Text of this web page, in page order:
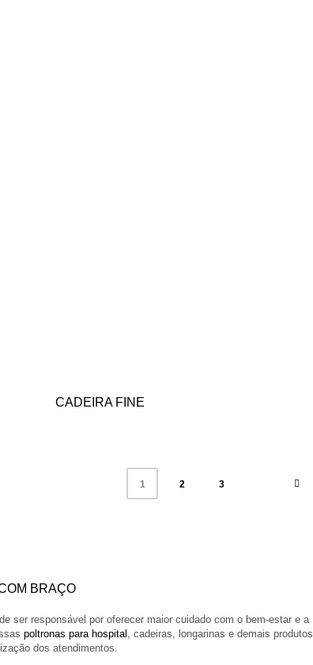
CADEIRA FINE
1 2 3
BRAÇO
ser responsável por oferecer maior cuidado com o bem-estar e a
poltronas para hospital , cadeiras, longarinas e demais produtos
dos atendimentos.